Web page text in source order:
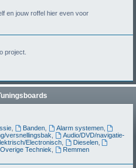
en jouw roffel hier even voor
project.
, Banden, Alarm systemen,
versnellingsbak
Audio/DVD/navigatie-
Electronisch, Dieselen,
Overige Techniek
Remmen